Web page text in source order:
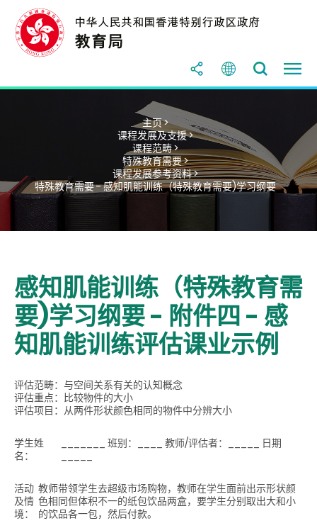
主页 >
课程发展及支援 >
课程范畴 >
特殊教育需要 >
课程发展参考资料 >
特殊教育需要 - 感知肌能训练（特殊教育需要)学习纲要
感知肌能训练（特殊教育需
要)学习纲要 - 附件四 - 感
知肌能训练评估课业示例
评估范畴：
评估重点：
评估项目：
与空间关系有关的认知概念
比较物件的大小
从两件形状颜色相同的物件中分辨大小
学生姓
名：
_______ 班别：____ 教师/评估者：_____ 日期
活动
及情
境：
教师带领学生去超级市场购物，教师在学生面前出示形状颜
色相同但体积不一的纸包饮品两盒，要学生分别取出大和小
的饮品各一包，然后付款。